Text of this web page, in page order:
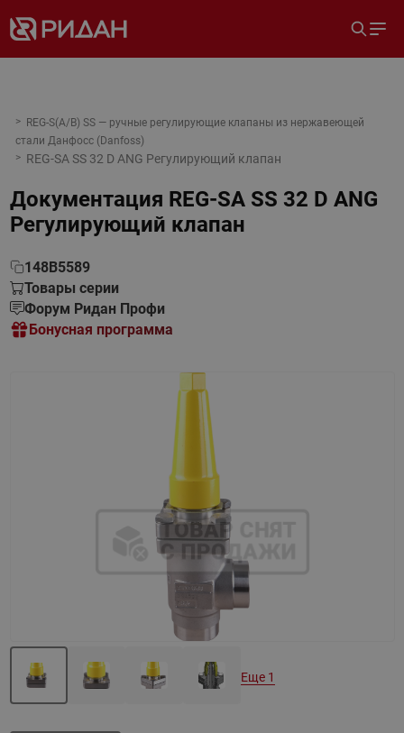
REG-S(A/B) SS — ручные регулирующие клапаны из нержавеющей
стали Данфосс (Danfoss)
REG-SA SS 32 D ANG Регулирующий клапан
Документация REG-SA SS 32 D ANG
Регулирующий клапан
148B5589
Товары серии
Форум Ридан Профи
Бонусная программа
Еще 1